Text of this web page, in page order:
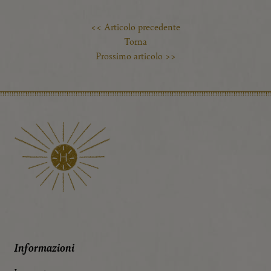
<< Articolo precedente
Torna
Prossimo articolo >>
Informazioni
I cookie essenziali permettono funzioni di base e sono
essenziali per il corretto funzionamento del sito web.